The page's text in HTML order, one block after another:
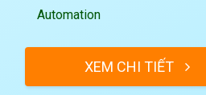
Automation